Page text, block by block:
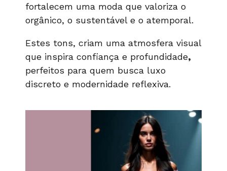
fortalecem uma moda que valoriza o
orgânico, o sustentável e o atemporal.
Estes tons, criam uma atmosfera visual
que inspira confiança e profundidade,
perfeitos para quem busca luxo
discreto e modernidade reflexiva.